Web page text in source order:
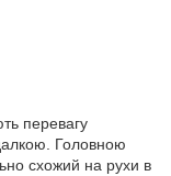
перевагу
Головною
схожий на рухи в